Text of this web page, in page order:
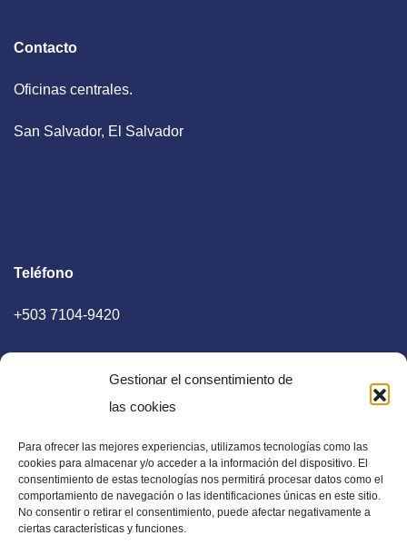
Gestionar el consentimiento de
las cookies
Para ofrecer las mejores experiencias, utilizamos tecnologías como las
cookies para almacenar y/o acceder a la información del dispositivo. El
consentimiento de estas tecnologías nos permitirá procesar datos como el
comportamiento de navegación o las identificaciones únicas en este sitio.
No consentir o retirar el consentimiento, puede afectar negativamente a
ciertas características y funciones.
Contacto
Oficinas centrales.
San Salvador, El Salvador
Teléfono
+503 7104-9420
E-mail
diaadia.redaccion@gmail.com